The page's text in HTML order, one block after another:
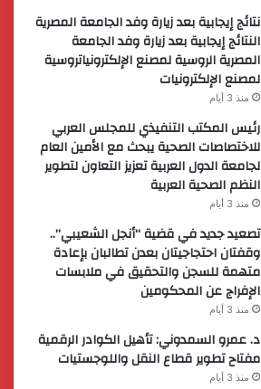
نتائج إيجابية بعد زيارة وفد الجامعة المصرية
النتائج إيجابية بعد زيارة وفد الجامعة
المصرية الروسية لمصنع الإلكترونياتروسية
لمصنع الإلكترونيات
منذ 3 أيام
رئيس المكتب التنفيذي للمجلس العربي
للاختصاصات الصحية يبحث مع الأمين العام
لجامعة الدول العربية تعزيز التعاون لتطوير
النظم الصحية العربية
منذ 3 أيام
تصعيد جديد في قضية “أنجل الشعيبي”..
وقفتان احتجاجيتان بعدن تطالبان بإعادة
متهمة للسجن والتحقيق في ملابسات
الإفراج عن المحكومين
منذ 3 أيام
د. عمرو السمدوني: تأهيل الكوادر الرقمية
مفتاح تطوير قطاع النقل واللوجستيات
منذ 3 أيام